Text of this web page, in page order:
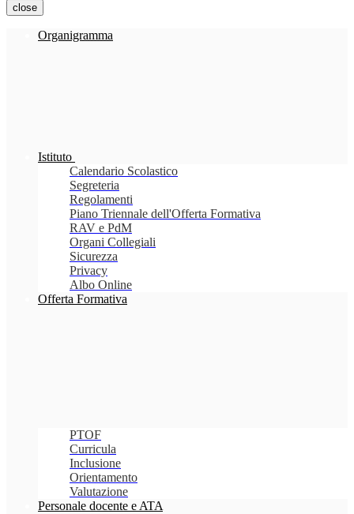
close
Organigramma
Istituto
Calendario Scolastico
Segreteria
Regolamenti
Piano Triennale dell'Offerta Formativa
RAV e PdM
Organi Collegiali
Sicurezza
Privacy
Albo Online
Offerta Formativa
PTOF
Curricula
Inclusione
Orientamento
Valutazione
Personale docente e ATA